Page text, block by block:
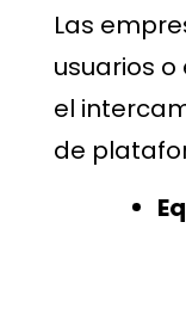
Las
usuarios
el
de